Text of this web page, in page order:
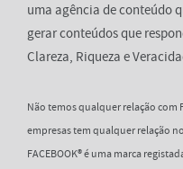
uma agência de conteúdo
gerar conteúdos que
Clareza, Riqueza e
Não temos qualquer relação com
empresas tem qualquer relação
FACEBOOK® é uma marca